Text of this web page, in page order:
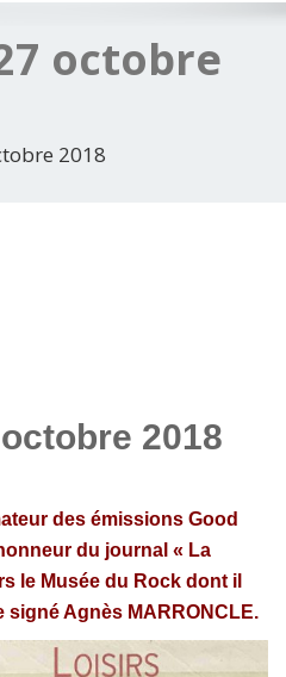
octobre
2018
2018
des émissions Good
du journal « La
le Musée du Rock dont il
signé Agnès MARRONCLE.